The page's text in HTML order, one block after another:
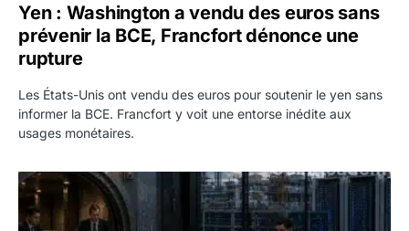
Yen : Washington a vendu des euros sans
prévenir la BCE, Francfort dénonce une
rupture
Les États-Unis ont vendu des euros pour soutenir le yen sans
informer la BCE. Francfort y voit une entorse inédite aux
usages monétaires.
Jane Street négocie le transfert de 11 milliards de